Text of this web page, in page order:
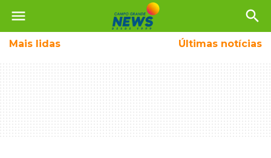
menu search
Mais lidas Últimas notícias